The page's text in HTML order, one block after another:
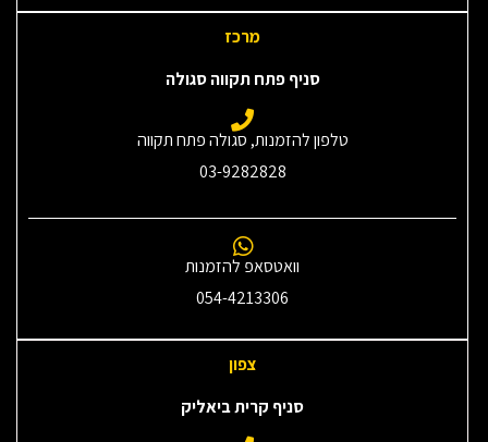
מרכז
סניף פתח תקווה סגולה
טלפון להזמנות, סגולה פתח תקווה
03-9282828
וואטסאפ להזמנות
054-4213306
צפון
סניף קרית ביאליק